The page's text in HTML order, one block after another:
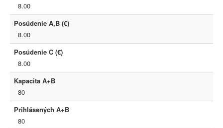
8.00
Posúdenie A,B (€)
8.00
Posúdenie C (€)
8.00
Kapacita A+B
80
Prihlásených A+B
80